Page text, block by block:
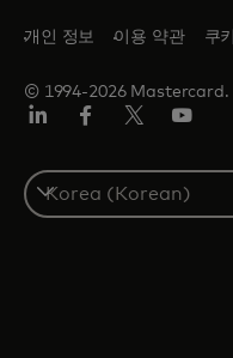
© 1994-2026 Mastercard.
개인 정보 이용 약관 쿠
S
e
In
ook
터/
X
브